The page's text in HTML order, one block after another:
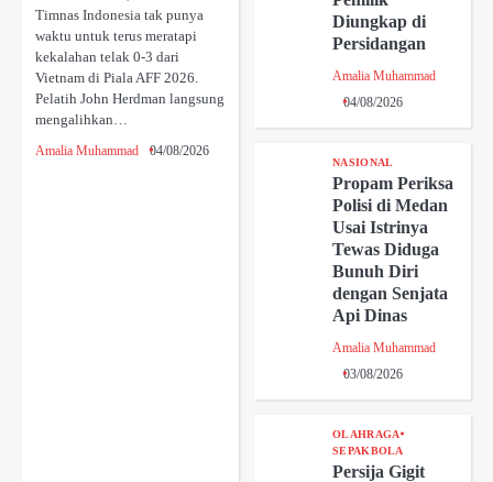
Timnas Indonesia tak punya
waktu untuk terus meratapi
kekalahan telak 0-3 dari
Vietnam di Piala AFF 2026.
Pelatih John Herdman langsung
mengalihkan…
Amalia Muhammad 04/08/2026
Diungkap di
Persidangan
Amalia Muhammad
04/08/2026
NASIONAL
Propam Periksa
Polisi di Medan
Usai Istrinya
Tewas Diduga
Bunuh Diri
dengan Senjata
Api Dinas
Amalia Muhammad
03/08/2026
OLAHRAGA
SEPAKBOLA
Persija Gigit